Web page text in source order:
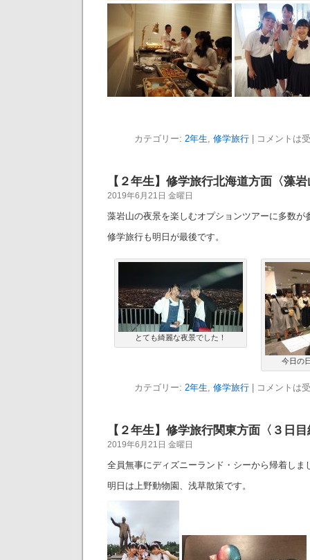
カテゴリー: 2年生, 修学旅行 コメントは
【２年生】修学旅行北海道方面〈藻
2019年6月21日 金曜日
藻岩山の夜景を楽しむオプションツアーに多数が
修学旅行も明日が最後です。
とても綺麗な夜景でした！
今日の
カテゴリー: 2年生, 修学旅行 コメントは
【２年生】修学旅行関東方面〈３日
2019年6月21日 金曜日
全員無事にディズニーランド・シーから帰着しま
明日は上野動物園、浅草散策です。